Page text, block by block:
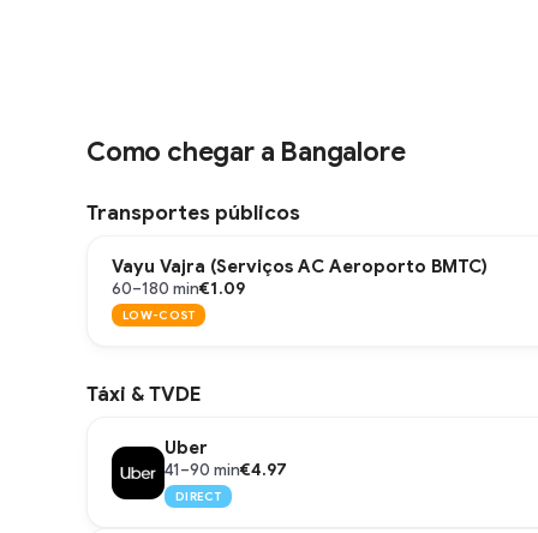
Como chegar a Bangalore
Transportes públicos
Vayu Vajra (Serviços AC Aeroporto BMTC)
60–180 min€1.09
LOW-COST
Táxi & TVDE
Uber
41–90 min€4.97
DIRECT